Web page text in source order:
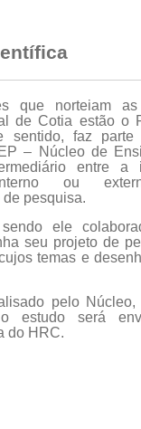
que norteiam
de Cotia estão o
sentido, faz
– Núcleo de
entre a
interno ou
pesquisa.
ele
seu projeto de
temas e
pelo Núcleo,
estudo será
do HRC.